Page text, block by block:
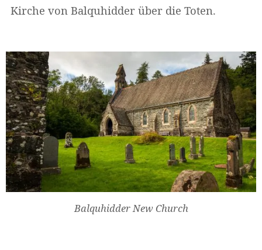
Kirche von Balquhidder über die Toten.
Balquhidder New Church